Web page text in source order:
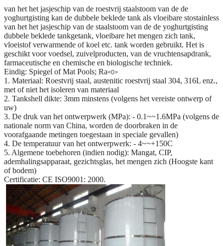
van het het jasjeschip van de roestvrij staalstoom van de de
yoghurtgisting kan de dubbele beklede tank als vloeibare stostainless
van het het jasjeschip van de staalstoom van de de yoghurtgisting
dubbele beklede tankgetank, vloeibare het mengen zich tank,
vloeistof verwarmende of koel etc. tank worden gebruikt. Het is
geschikt voor voedsel, zuivelproducten, van de vruchtensapdrank,
farmaceutische en chemische en biologische techniek.
Eindig: Spiegel of Mat Pools; Ra<0>
1. Materiaal: Roestvrij staal, austenitic roestvrij staal 304, 316L enz.,
met of niet het isoleren van materiaal
2. Tankshell dikte: 3mm minstens (volgens het vereiste ontwerp of
uw)
3. De druk van het ontwerpwerk (MPa): - 0.1~~1.6MPa (volgens de
nationale norm van China, worden de doorbraken in de
voorafgaande metingen toegestaan in speciale gevallen)
4. De temperatuur van het ontwerpwerk: - 4~~+150C
5. Algemene toebehoren (indien nodig): Mangat, CIP,
ademhalingsapparaat, gezichtsglas, het mengen zich (Hoogste kant
of bodem)
Certificatie: CE ISO9001: 2000.